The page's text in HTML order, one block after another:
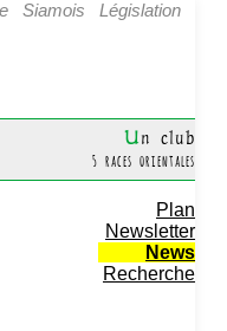
Siamois Législation
Un club
5 races orientales
Plan
Newsletter
News
Recherche